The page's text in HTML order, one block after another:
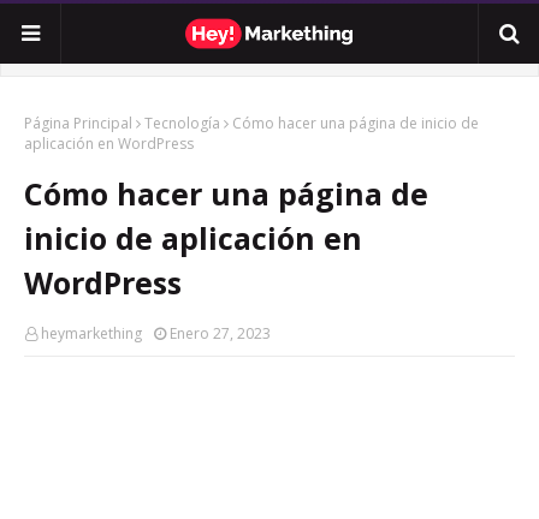
Página Principal Tecnología
Cómo hacer una página de inicio de
aplicación en WordPress
Cómo hacer una página de
inicio de aplicación en
WordPress
heymarkething Enero 27, 2023